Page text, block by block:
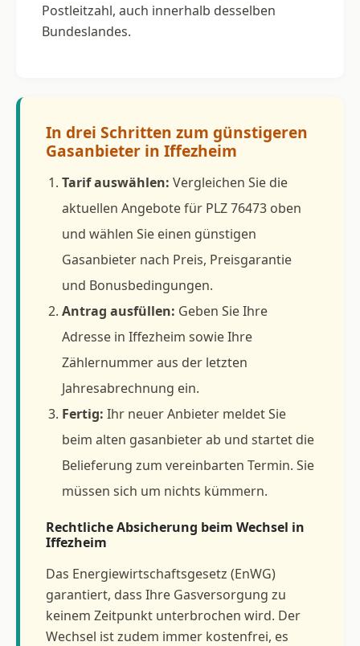
Postleitzahl, auch innerhalb desselben
Bundeslandes.
In drei Schritten zum günstigeren
Gasanbieter in Iffezheim
Tarif auswählen: Vergleichen Sie die
aktuellen Angebote für PLZ 76473 oben
und wählen Sie einen günstigen
Gasanbieter nach Preis, Preisgarantie
und Bonusbedingungen.
Antrag ausfüllen: Geben Sie Ihre
Adresse in Iffezheim sowie Ihre
Zählernummer aus der letzten
Jahresabrechnung ein.
Fertig: Ihr neuer Anbieter meldet Sie
beim alten gasanbieter ab und startet die
Belieferung zum vereinbarten Termin. Sie
müssen sich um nichts kümmern.
Rechtliche Absicherung beim Wechsel in
Iffezheim
Das Energiewirtschaftsgesetz (EnWG)
garantiert, dass Ihre Gasversorgung zu
keinem Zeitpunkt unterbrochen wird. Der
Wechsel ist zudem immer kostenfrei, es